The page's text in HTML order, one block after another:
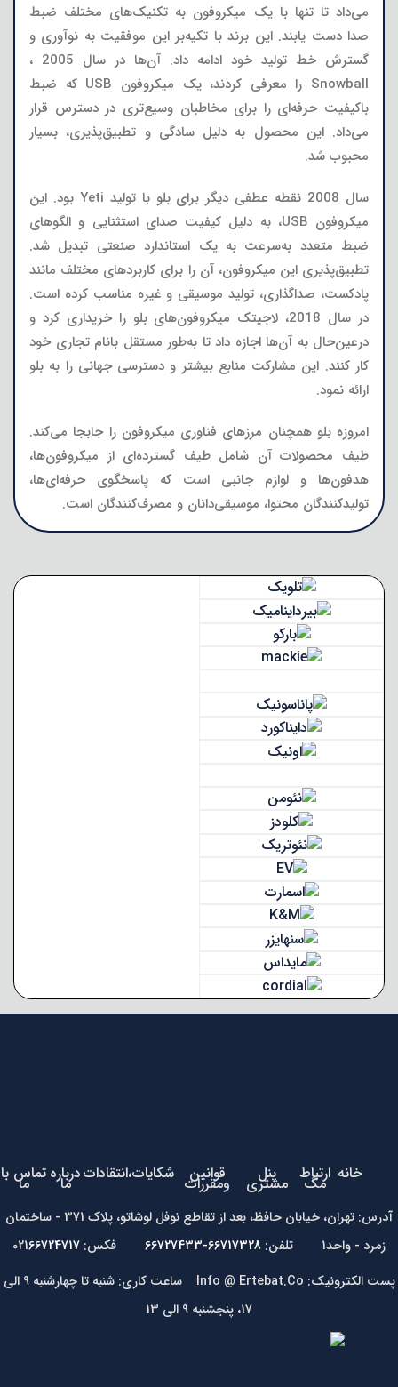
می‌داد تا تنها با یک میکروفون به تکنیک‌های مختلف ضبط
صدا دست یابند. این برند با تکیه‌بر این موفقیت به نوآوری و
گسترش خط تولید خود ادامه داد. آن‌ها در سال 2005 ،
Snowball را معرفی کردند، یک میکروفون USB که ضبط
باکیفیت حرفه‌ای را برای مخاطبان وسیع‌تری در دسترس قرار
می‌داد. این محصول به دلیل سادگی و تطبیق‌پذیری، بسیار
محبوب شد.
سال 2008 نقطه عطفی دیگر برای بلو با تولید Yeti بود. این
میکروفون USB، به دلیل کیفیت صدای استثنایی و الگوهای
ضبط متعدد به‌سرعت به یک استاندارد صنعتی تبدیل شد.
تطبیق‌پذیری این میکروفون، آن را برای کاربردهای مختلف مانند
پادکست، صداگذاری، تولید موسیقی و غیره مناسب کرده است.
در سال 2018، لاجیتک میکروفون‌های بلو را خریداری کرد و
درعین‌حال به آن‌ها اجازه داد تا به‌طور مستقل بانام تجاری خود
کار کنند. این مشارکت منابع بیشتر و دسترسی جهانی را به بلو
ارائه نمود.
امروزه بلو همچنان مرزهای فناوری میکروفون را جابجا می‌کند.
طیف محصولات آن شامل طیف گسترده‌ای از میکروفون‌ها،
هدفون‌ها و لوازم جانبی است که پاسخگوی حرفه‌ای‌ها،
تولیدکنندگان محتوا، موسیقی‌دانان و مصرف‌کنندگان است.
خانه ارتباط
مگ پنل
مشتری قوانین
ومقررات شکایات،انتقاداتدرباره
ما تماس با
ما
آدرس: تهران، خیابان حافظ، بعد از تقاطع نوفل لوشاتو، پلاک 371 - ساختمان
زمرد - واحد1 تلفن:
66717328-66727433 فکس: 021 66724717
پست الکترونیک: Info @ Ertebat.Co ساعت کاری: شنبه تا چهارشنبه 9 الی
17، پنجشنبه 9 الی 13